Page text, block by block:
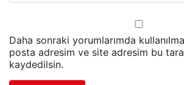
Daha sonraki yorumlarımda
posta adresim ve site adresim bu
kaydedilsin.